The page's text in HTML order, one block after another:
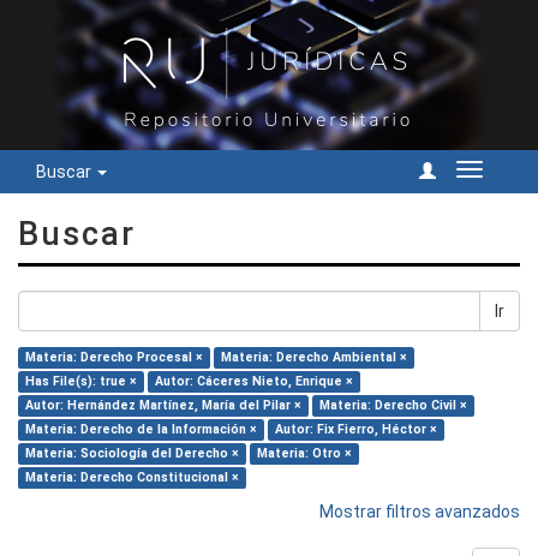
Buscar
Cambiar
Buscar
Ir
Materia: Derecho Procesal ×
Materia: Derecho Ambiental ×
Has File(s): true ×
Autor: Cáceres Nieto, Enrique ×
Autor: Hernández Martínez, María del Pilar ×
Materia: Derecho Civil ×
Materia: Derecho de la Información ×
Autor: Fix Fierro, Héctor ×
Materia: Sociología del Derecho ×
Materia: Otro ×
Materia: Derecho Constitucional ×
Mostrar filtros avanzados